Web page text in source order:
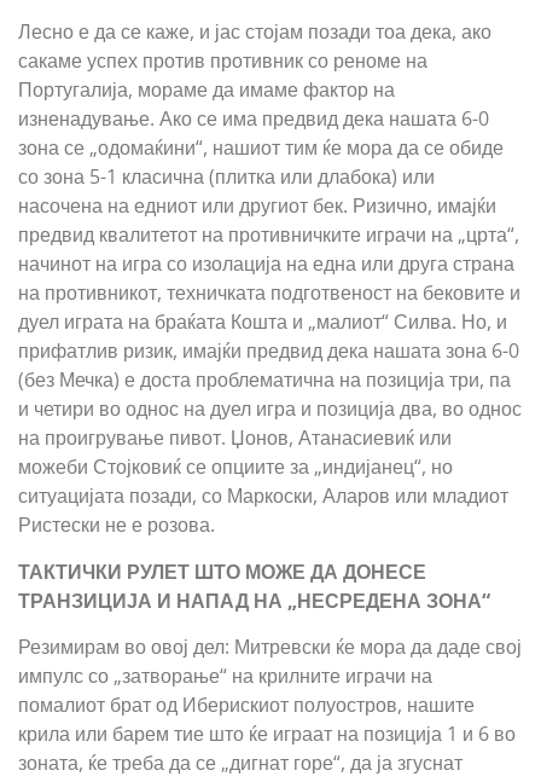
Лесно е да се каже, и јас стојам позади тоа дека, ако
сакаме успех против противник со реноме на
Португалија, мораме да имаме фактор на
изненадување. Ако се има предвид дека нашата 6-0
зона се „одомаќини“, нашиот тим ќе мора да се обиде
со зона 5-1 класична (плитка или длабока) или
насочена на едниот или другиот бек. Ризично, имајќи
предвид квалитетот на противничките играчи на „црта“,
начинот на игра со изолација на една или друга страна
на противникот, техничката подготвеност на бековите и
дуел играта на браќата Кошта и „малиот“ Силва. Но, и
прифатлив ризик, имајќи предвид дека нашата зона 6-0
(без Мечка) е доста проблематична на позиција три, па
и четири во однос на дуел игра и позиција два, во однос
на проигрување пивот. Џонов, Атанасиевиќ или
можеби Стојковиќ се опциите за „индијанец“, но
ситуацијата позади, со Маркоски, Аларов или младиот
Ристески не е розова.
ТАКТИЧКИ РУЛЕТ ШТО МОЖЕ ДА ДОНЕСЕ
ТРАНЗИЦИЈА И НАПАД НА „НЕСРЕДЕНА ЗОНА“
Резимирам во овој дел: Митревски ќе мора да даде свој
импулс со „затворање“ на крилните играчи на
помалиот брат од Иберискиот полуостров, нашите
крила или барем тие што ќе играат на позиција 1 и 6 во
зоната, ќе треба да се „дигнат горе“, да ја згуснат